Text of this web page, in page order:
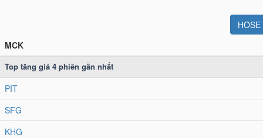
HOSE
MCK
Top tăng giá 4 phiên gần nhất
PIT
SFG
KHG